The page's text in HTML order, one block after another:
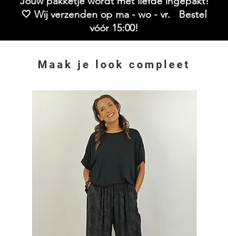
Ruilen / retourneren binnen 21 dagen
🤍 Wij verzenden op ma - wo - vr. Bestel
vóór 15:00!
Maak je look compleet